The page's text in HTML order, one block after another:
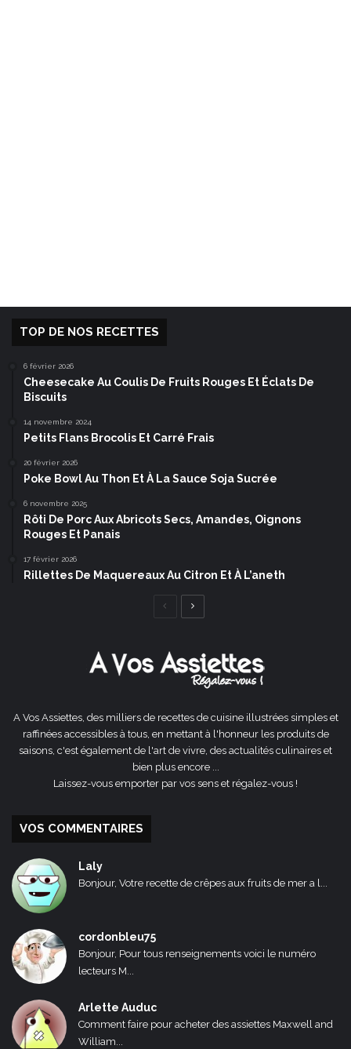
TOP DE NOS RECETTES
6 février 2026
Cheesecake Au Coulis De Fruits Rouges Et Éclats De
Biscuits
14 novembre 2024
Petits Flans Brocolis Et Carré Frais
20 février 2026
Poke Bowl Au Thon Et À La Sauce Soja Sucrée
6 novembre 2025
Rôti De Porc Aux Abricots Secs, Amandes, Oignons
Rouges Et Panais
17 février 2026
Rillettes De Maquereaux Au Citron Et À L’aneth
Page
A Vos Assiettes, des milliers de recettes de cuisine illustrées simples et
raffinées accessibles à tous, en mettant à l'honneur les produits de
saisons, c'est également de l'art de vivre, des actualités culinaires et
bien plus encore ...
Laissez-vous emporter par vos sens et régalez-vous !
VOS COMMENTAIRES
Laly
Bonjour, Votre recette de crêpes aux fruits de mer a l...
cordonbleu75
Bonjour, Pour tous renseignements voici le numéro
lecteurs M...
Arlette Auduc
Comment faire pour acheter des assiettes Maxwell and
William...